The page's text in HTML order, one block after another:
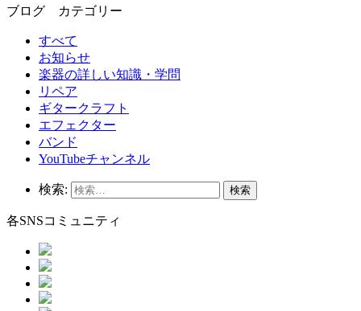
ブログ カテゴリー
すべて
お知らせ
楽器の詳しい知識・学問
リペア
ギタークラフト
エフェクター
バンド
YouTubeチャンネル
検索:
各SNSコミュニティ